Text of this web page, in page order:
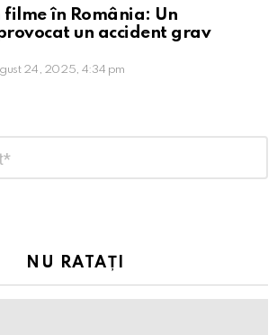
filme în România: Un
un accident grav
24, 2025, 4:34 pm
NU RATAȚI